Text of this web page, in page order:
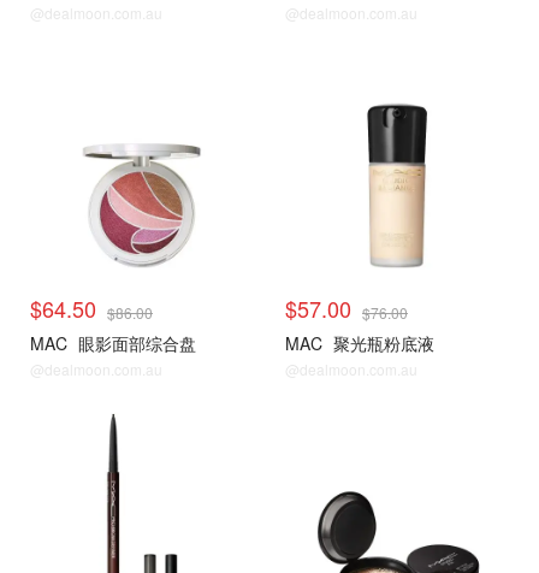
@dealmoon.com.au @dealmoon.com.au
$64.50 $86.00
MAC 眼影面部综合盘
@dealmoon.com.au
$57.00 $76.00
MAC 聚光瓶粉底液
@dealmoon.com.au